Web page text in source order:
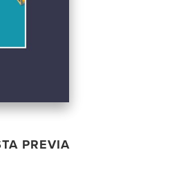
PREVIA